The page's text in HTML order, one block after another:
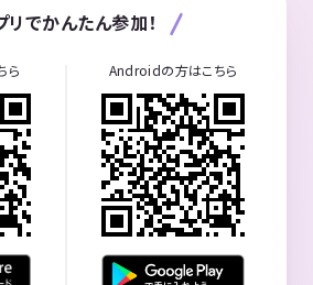
リでかんたん参加！
ら Androidの方はこちら